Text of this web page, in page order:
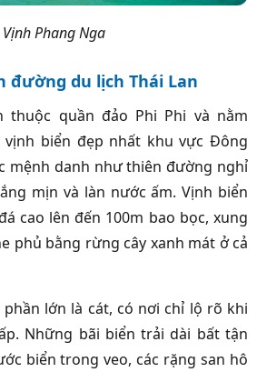
Vịnh Phang Nga
đường du lịch Thái Lan
thuộc quần đảo Phi Phi và nằm
biển đẹp nhất khu vực Đông
mệnh danh như thiên đường nghỉ
mịn và làn nước ấm. Vịnh biển
cao lên đến 100m bao bọc, xung
phủ bằng rừng cây xanh mát ở cả
phần lớn là cát, có nơi chỉ lộ rõ khi
Những bãi biển trải dài bất tận
biển trong veo, các rặng san hô